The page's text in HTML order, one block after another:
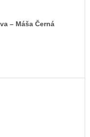
– Máša Černá